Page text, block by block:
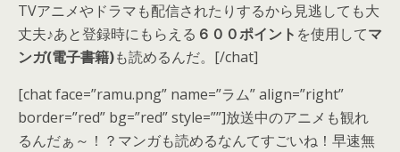
TVアニメやドラマも配信されたりするから見逃しても大
丈夫♪あと登録時にもらえる ６００ポイント を使用してマ
ンガ(電子書籍)も読めるんだ。[/chat]
[chat face=”ramu.png” name=”ラム” align=”right”
border=”red” bg=”red” style=””]放送中のアニメも観れ
るんだぁ～！？マンガも読めるなんてすごいね！早速無